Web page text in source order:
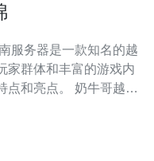
家群体和丰富的游戏内
。 奶牛哥越南